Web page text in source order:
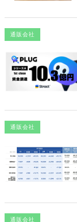
通販会社
通販会社
通販会社